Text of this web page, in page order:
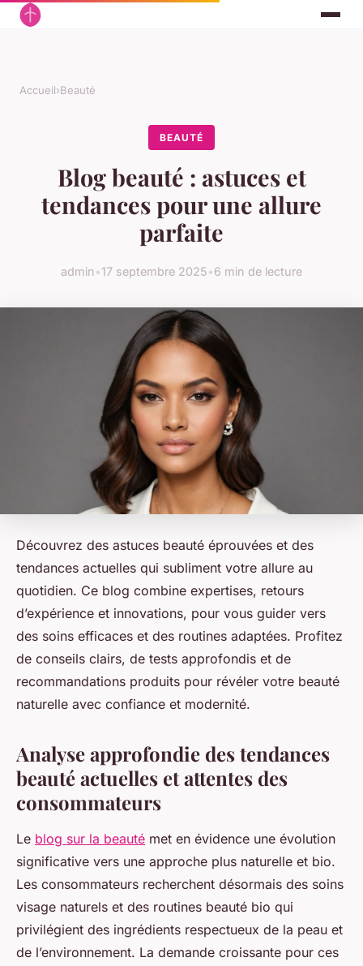
Accueil›Beauté
BEAUTÉ
Blog beauté : astuces et
tendances pour une allure
parfaite
admin•17 septembre 2025•6 min de lecture
Découvrez des astuces beauté éprouvées et des
tendances actuelles qui subliment votre allure au
quotidien. Ce blog combine expertises, retours
d’expérience et innovations, pour vous guider vers
des soins efficaces et des routines adaptées. Profitez
de conseils clairs, de tests approfondis et de
recommandations produits pour révéler votre beauté
naturelle avec confiance et modernité.
Analyse approfondie des tendances
beauté actuelles et attentes des
consommateurs
Le blog sur la beauté met en évidence une évolution
significative vers une approche plus naturelle et bio.
Les consommateurs recherchent désormais des soins
visage naturels et des routines beauté bio qui
privilégient des ingrédients respectueux de la peau et
de l’environnement. La demande croissante pour ces